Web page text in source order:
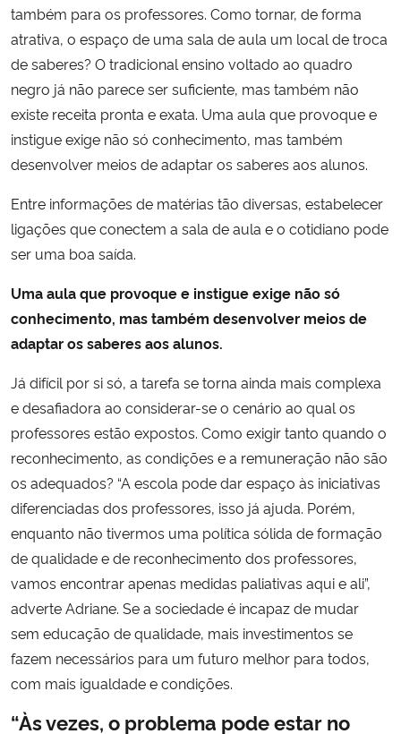
também para os professores. Como tornar, de forma
atrativa, o espaço de uma sala de aula um local de troca
de saberes? O tradicional ensino voltado ao quadro
negro já não parece ser suficiente, mas também não
existe receita pronta e exata. Uma aula que provoque e
instigue exige não só conhecimento, mas também
desenvolver meios de adaptar os saberes aos alunos.
Entre informações de matérias tão diversas, estabelecer
ligações que conectem a sala de aula e o cotidiano pode
ser uma boa saída.
Uma aula que provoque e instigue exige não só
conhecimento, mas também desenvolver meios de
adaptar os saberes aos alunos.
Já difícil por si só, a tarefa se torna ainda mais complexa
e desafiadora ao considerar-se o cenário ao qual os
professores estão expostos. Como exigir tanto quando o
reconhecimento, as condições e a remuneração não são
os adequados? “A escola pode dar espaço às iniciativas
diferenciadas dos professores, isso já ajuda. Porém,
enquanto não tivermos uma política sólida de formação
de qualidade e de reconhecimento dos professores,
vamos encontrar apenas medidas paliativas aqui e ali”,
adverte Adriane. Se a sociedade é incapaz de mudar
sem educação de qualidade, mais investimentos se
fazem necessários para um futuro melhor para todos,
com mais igualdade e condições.
“Às vezes, o problema pode estar no